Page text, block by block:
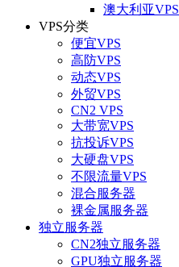
澳大利亚VPS
VPS分类
便宜VPS
高防VPS
动态VPS
外贸VPS
CN2 VPS
大带宽VPS
抗投诉VPS
大硬盘VPS
不限流量VPS
混合服务器
裸金属服务器
独立服务器
CN2独立服务器
GPU独立服务器